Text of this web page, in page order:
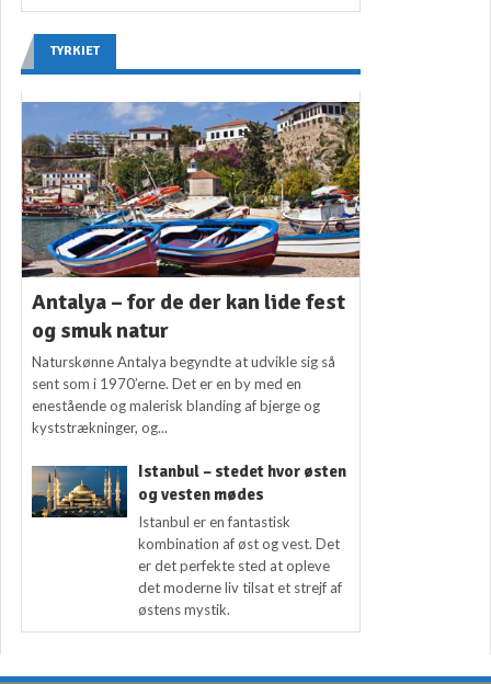
TYRKIET
Antalya – for de der kan lide fest
og smuk natur
Naturskønne Antalya begyndte at udvikle sig så
sent som i 1970’erne. Det er en by med en
enestående og malerisk blanding af bjerge og
kyststrækninger, og...
Istanbul – stedet hvor østen
og vesten mødes
Istanbul er en fantastisk
kombination af øst og vest. Det
er det perfekte sted at opleve
det moderne liv tilsat et strejf af
østens mystik.